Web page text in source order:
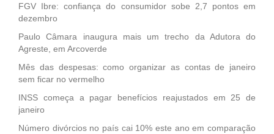
FGV Ibre: confiança do consumidor sobe 2,7 pontos em
dezembro
Paulo Câmara inaugura mais um trecho da Adutora do
Agreste, em Arcoverde
Mês das despesas: como organizar as contas de janeiro
sem ficar no vermelho
INSS começa a pagar benefícios reajustados em 25 de
janeiro
Número divórcios no país cai 10% este ano em comparação